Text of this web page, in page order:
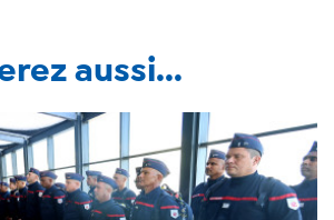
aussi...